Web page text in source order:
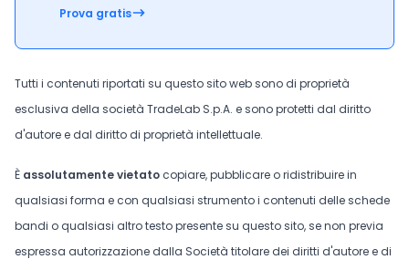
Prova gratis
Tutti i contenuti riportati su questo sito web sono di proprietà
esclusiva della società TradeLab S.p.A. e sono protetti dal diritto
d'autore e dal diritto di proprietà intellettuale.
È assolutamente vietato copiare, pubblicare o ridistribuire in
qualsiasi forma e con qualsiasi strumento i contenuti delle schede
bandi o qualsiasi altro testo presente su questo sito, se non previa
espressa autorizzazione dalla Società titolare dei diritti d'autore e di